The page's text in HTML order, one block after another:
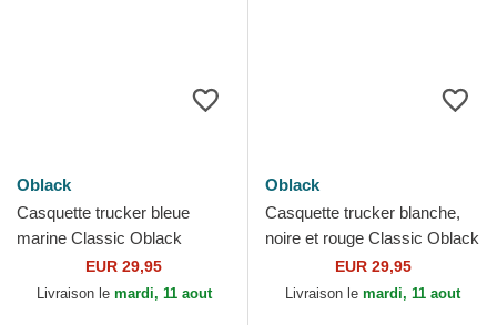
Oblack
Casquette trucker bleue
marine Classic Oblack
EUR 29,95
Livraison le mardi, 11 aout
Oblack
Casquette trucker blanche,
noire et rouge Classic Oblack
EUR 29,95
Livraison le mardi, 11 aout